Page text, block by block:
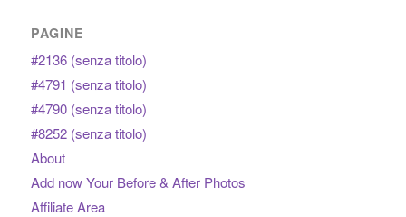
PAGINE
#2136 (senza titolo)
#4791 (senza titolo)
#4790 (senza titolo)
#8252 (senza titolo)
About
Add now Your Before & After Photos
Affiliate Area